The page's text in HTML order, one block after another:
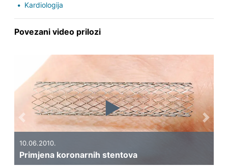
Kardiologija
Povezani video prilozi
10.06.2010.
Primjena koronarnih stentova
Previous Next